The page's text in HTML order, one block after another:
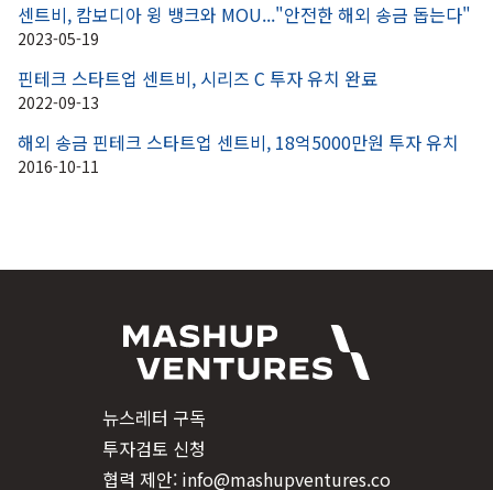
센트비, 캄보디아 윙 뱅크와 MOU..."안전한 해외 송금 돕는다"
2023-05-19
핀테크 스타트업 센트비, 시리즈 C 투자 유치 완료
2022-09-13
해외 송금 핀테크 스타트업 센트비, 18억5000만원 투자 유치
2016-10-11
뉴스레터 구독
투자검토 신청
협력 제안: info@mashupventures.co